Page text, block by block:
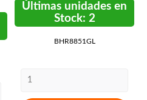
Últimas unidades en
Stock: 2
BHR8851GL